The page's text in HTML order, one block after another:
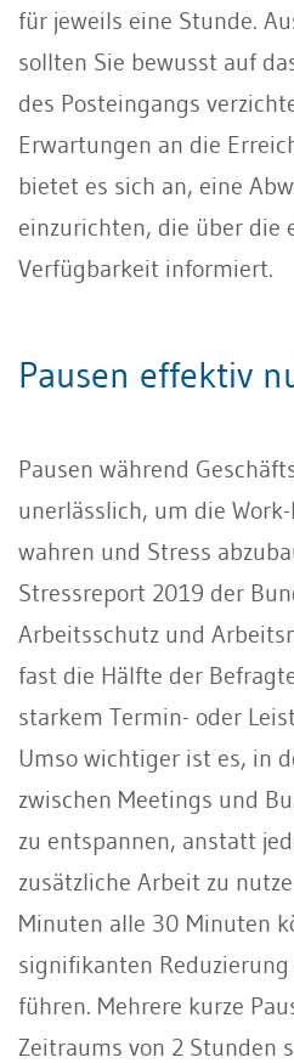
für jeweils eine Stunde.
sollten Sie bewusst auf
des Posteingangs
Erwartungen an die
bietet es sich an, eine
einzurichten, die über die
Verfügbarkeit informiert.
Pausen effektiv
Pausen während
unerlässlich, um die
wahren und Stress
Stressreport 2019 der
Arbeitsschutz und
fast die Hälfte der
starkem Termin- oder
Umso wichtiger ist es, in
zwischen Meetings und
zu entspannen, anstatt
zusätzliche Arbeit zu
Minuten alle 30 Minuten
signifikanten
führen. Mehrere kurze
Zeitraums von 2 Stunden